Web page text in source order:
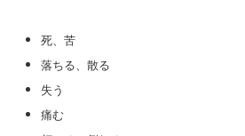
死、苦
落ちる、散る
失う
痛む